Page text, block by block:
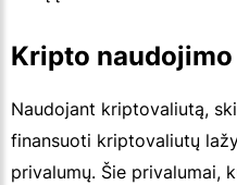
Kripto
Naudojant kriptovaliutą,
finansuoti kriptovaliutų
privalumų. Šie privalumai,